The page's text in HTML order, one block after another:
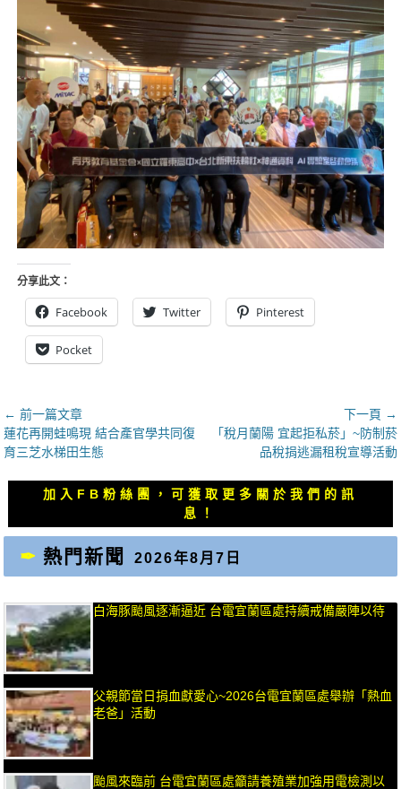
分享此文：
Facebook Twitter Pinterest
Pocket
文
章
導
覽
← 前一篇文章
上
一
蓮花再開蛙鳴現 結合產官學共同復
育三芝水梯田生態
下一頁 →
文
章：
「稅月蘭陽 宜起拒私菸」~防制菸
品稅捐逃漏租稅宣導活動
加入FB粉絲團，可獲取更多關於我們的訊
息！
熱門新聞 2026年8月7日
白海豚颱風逐漸逼近 台電宜蘭區處持續戒備嚴陣以待
父親節當日捐血獻愛心~2026台電宜蘭區處舉辦「熱血
老爸」活動
颱風來臨前 台電宜蘭區處籲請養殖業加強用電檢測以